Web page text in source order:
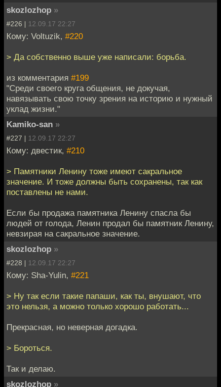
skozlozhop »
#226 | 12.09.17 22:27
Кому: Voltuzik, #220
> Да собственно выше уже написали: борьба.
из комментария #199
"Среди своего круга общения, не докучая,
навязывать свою точку зрения на историю и нужный
уклад жизни."
Kamiko-san »
#227 | 12.09.17 22:27
Кому: двестик, #210
> Памятники Ленину тоже имеют сакральное
значение. И тоже должны быть сохранены, так как
поставлены не нами.
Если бы продажа памятника Ленину спасла бы
людей от голода, Ленин продал бы памятник Ленину,
невзирая на сакральное значение.
skozlozhop »
#228 | 12.09.17 22:27
Кому: Sha-Yulin, #221
> Ну так если такие папаши, как ты, внушают, что
это нельзя, а можно только хорошо работать...
Прекрасная, но неверная догадка.
> Бороться.
Так и делаю.
skozlozhop »